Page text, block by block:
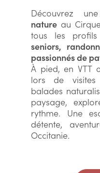
Découvrez
nature au
tous les
seniors,
passionnés de
À pied, en VTT
lors de visites
balades
paysage,
rythme. Une
détente,
Occitanie.